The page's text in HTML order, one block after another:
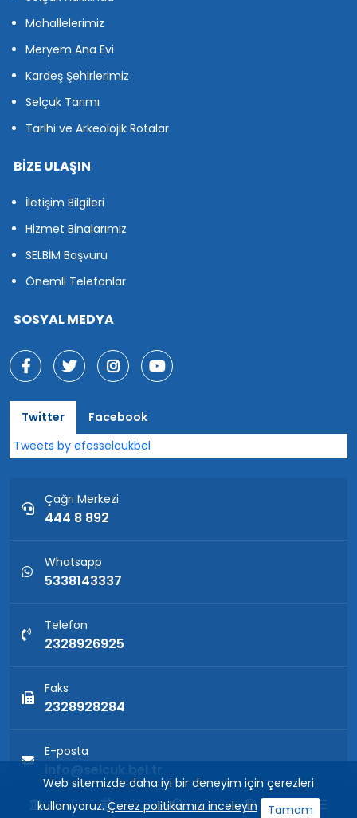
Mahallelerimiz
Meryem Ana Evi
Kardeş Şehirlerimiz
Selçuk Tarımı
Tarihi ve Arkeolojik Rotalar
BİZE ULAŞIN
İletişim Bilgileri
Hizmet Binalarımız
SELBİM Başvuru
Önemli Telefonlar
SOSYAL MEDYA
Twitter
Facebook
Tweets by efesselcukbel
Çağrı Merkezi
444 8 892
Whatsapp
5338143337
Telefon
2328926925
Faks
2328928284
E-posta
Kep Adresi
Web sitemizde daha iyi bir deneyim için çerezleri
kullanıyoruz.Çerez politikamızı inceleyin Tamam